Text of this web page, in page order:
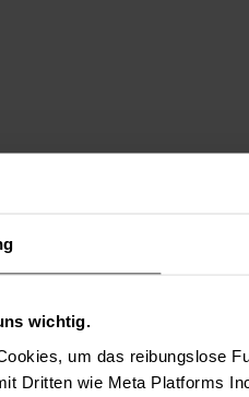
wichtig.
um das reibungslose
Dritten wie Meta Platforms